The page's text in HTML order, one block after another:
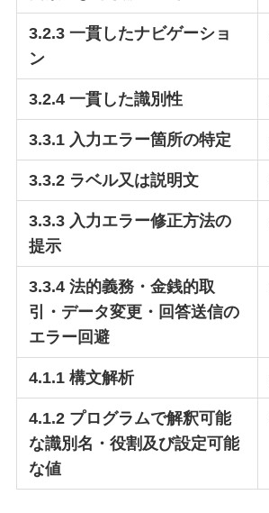
3.2.3 一貫したナビゲーショ
ン
3.2.4 一貫した識別性
3.3.1 入力エラー箇所の特定
3.3.2 ラベル又は説明文
3.3.3 入力エラー修正方法の
提示
3.3.4 法的義務・金銭的取
引・データ変更・回答送信の
エラー回避
4.1.1 構文解析
4.1.2 プログラムで解釈可能
な識別名・役割及び設定可能
な値